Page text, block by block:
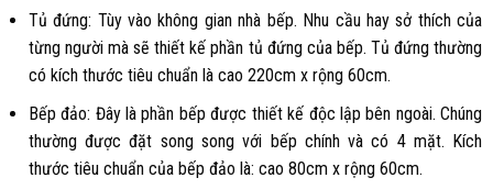
Tủ đứng: Tùy vào không gian nhà bếp. Nhu cầu hay sở thích của
từng người mà sẽ thiết kế phần tủ đứng của bếp. Tủ đứng thường
có kích thước tiêu chuẩn là cao 220cm x rộng 60cm.
Bếp đảo: Đây là phần bếp được thiết kế độc lập bên ngoài. Chúng
thường được đặt song song với bếp chính và có 4 mặt. Kích
thước tiêu chuẩn của bếp đảo là: cao 80cm x rộng 60cm.